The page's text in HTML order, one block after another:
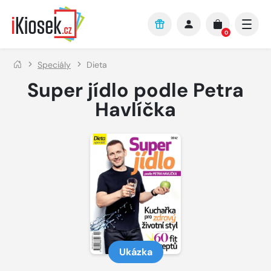
Přejít na hlavní obsah
0
Speciály Dieta
Super jídlo podle Petra
Havlíčka
Ukázka